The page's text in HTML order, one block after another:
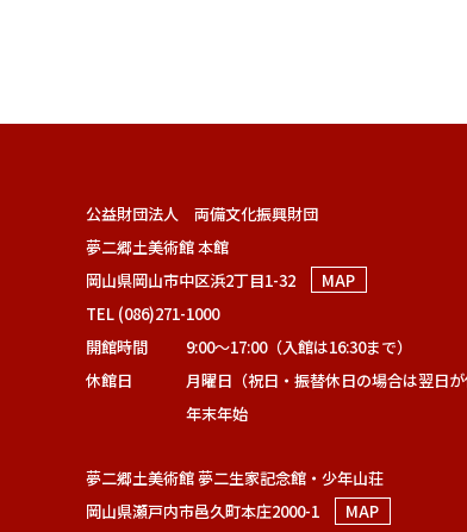
公益財団法人 両備文化振興財団
夢二郷土美術館 本館
岡山県岡山市中区浜2丁目1-32
MAP
TEL (086)271-1000
開館時間
9:00～17:00（入館は16:30まで）
休館日
月曜日（祝日・振替休日の場合は翌日が
年末年始
夢二郷土美術館 夢二生家記念館・少年山荘
岡山県瀬戸内市邑久町本庄2000-1
MAP